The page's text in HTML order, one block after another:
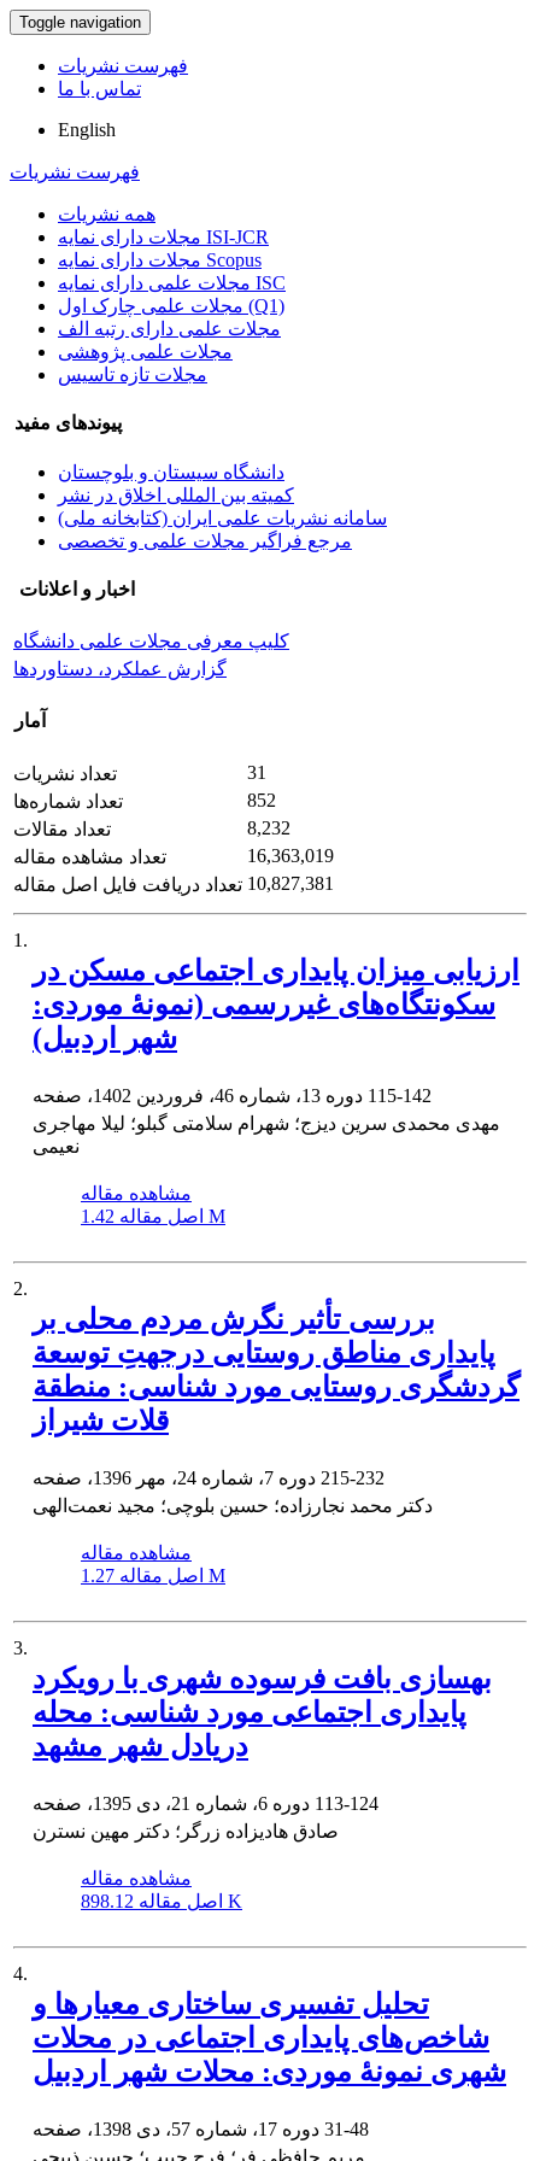
Toggle navigation
فهرست نشریات
تماس با ما
English
فهرست نشریات
همه نشریات
مجلات دارای نمایه ISI-JCR
مجلات دارای نمایه Scopus
مجلات علمی دارای نمایه ISC
مجلات علمی چارک اول (Q1)
مجلات علمی دارای رتبه الف
مجلات علمی پژوهشی
مجلات تازه تاسیس
پیوندهای مفید
دانشگاه سیستان و بلوچستان
کمیته بین المللی اخلاق در نشر
سامانه نشریات علمی ایران (کتابخانه ملی)
مرجع فراگیر مجلات علمی و تخصصی
اخبار و اعلانات
کلیپ معرفی مجلات علمی دانشگاه
گزارش عملکرد، دستاوردها
آمار
تعداد نشریات
31
تعداد شماره‌ها
852
تعداد مقالات
8,232
تعداد مشاهده مقاله
16,363,019
تعداد دریافت فایل اصل مقاله 10,827,381
1.
ارزیابی میزان پایداری اجتماعی مسکن در
سکونتگاه‌های غیررسمی (نمونۀ موردی:
شهر اردبیل)
115-142
مهدی محمدی سرین دیزج؛ شهرام سلامتی گبلو؛ لیلا مهاجری
نعیمی
مشاهده مقاله
اصل مقاله 1.42 M
2.
بررسی تأثیر نگرش مردم محلی بر
پایداری مناطق روستایی درجهتِ توسعة
گردشگری روستایی مورد شناسی: منطقة
قلات شیراز
215-232
دکتر محمد نجارزاده؛ حسین بلوچی؛ مجید نعمت‌الهی
مشاهده مقاله
اصل مقاله 1.27 M
3.
بهسازی بافت فرسوده شهری با رویکرد
پایداری اجتماعی مورد شناسی: محله
دریادل شهر مشهد
113-124
صادق هادیزاده‌ زرگر؛ دکتر مهین نسترن
مشاهده مقاله
اصل مقاله 898.12 K
4.
تحلیل تفسیری ساختاری معیارها و
شاخص‌های پایداری اجتماعی در محلات
شهری نمونۀ موردی: محلات شهر اردبیل
31-48
مریم حافظی فر؛ فرح حبیب؛ حسین ذبیحی